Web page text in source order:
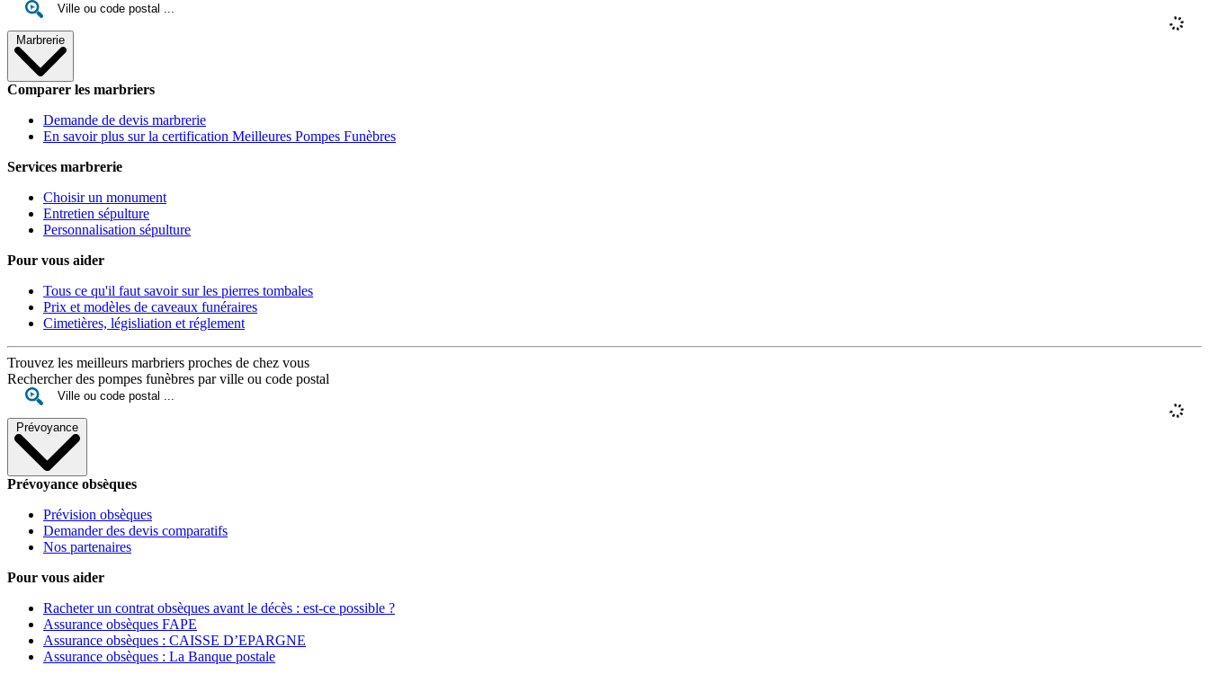
Marbrerie
Comparer les marbriers
Demande de devis marbrerie
En savoir plus sur la certification Meilleures Pompes Funèbres
Services marbrerie
Choisir un monument
Entretien sépulture
Personnalisation sépulture
Pour vous aider
Tous ce qu'il faut savoir sur les pierres tombales
Prix et modèles de caveaux funéraires
Cimetières, législiation et réglement
Trouvez les meilleurs marbriers proches de chez vous
Rechercher des pompes funèbres par ville ou code postal
Prévoyance
Prévoyance obsèques
Prévision obsèques
Demander des devis comparatifs
Nos partenaires
Pour vous aider
Racheter un contrat obsèques avant le décès : est-ce possible ?
Assurance obsèques FAPE
Assurance obsèques : CAISSE D’EPARGNE
Assurance obsèques : La Banque postale